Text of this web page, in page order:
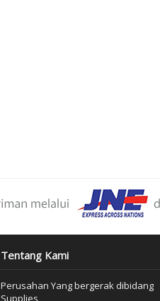
Tentang Kami
Perusahan Yang bergerak dibidang
Supplies